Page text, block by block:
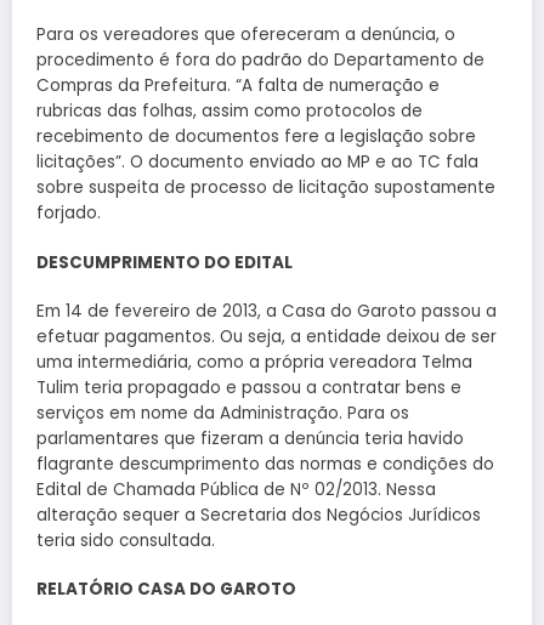
Para os vereadores que ofereceram a denúncia, o
procedimento é fora do padrão do Departamento de
Compras da Prefeitura. “A falta de numeração e
rubricas das folhas, assim como protocolos de
recebimento de documentos fere a legislação sobre
licitações”. O documento enviado ao MP e ao TC fala
sobre suspeita de processo de licitação supostamente
forjado.
DESCUMPRIMENTO DO EDITAL
Em 14 de fevereiro de 2013, a Casa do Garoto passou a
efetuar pagamentos. Ou seja, a entidade deixou de ser
uma intermediária, como a própria vereadora Telma
Tulim teria propagado e passou a contratar bens e
serviços em nome da Administração. Para os
parlamentares que fizeram a denúncia teria havido
flagrante descumprimento das normas e condições do
Edital de Chamada Pública de Nº 02/2013. Nessa
alteração sequer a Secretaria dos Negócios Jurídicos
teria sido consultada.
RELATÓRIO CASA DO GAROTO